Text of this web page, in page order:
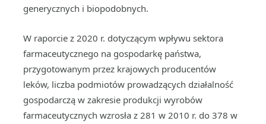
generycznych i biopodobnych.
W raporcie z 2020 r. dotyczącym wpływu sektora
farmaceutycznego na gospodarkę państwa,
przygotowanym przez krajowych producentów
leków, liczba podmiotów prowadzących działalność
gospodarczą w zakresie produkcji wyrobów
farmaceutycznych wzrosła z 281 w 2010 r. do 378 w